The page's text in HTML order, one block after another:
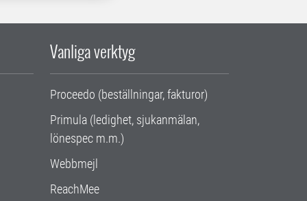
Vanliga verktyg
Proceedo (beställningar, fakturor)
Primula (ledighet, sjukanmälan,
lönespec m.m.)
Webbmejl
ReachMee